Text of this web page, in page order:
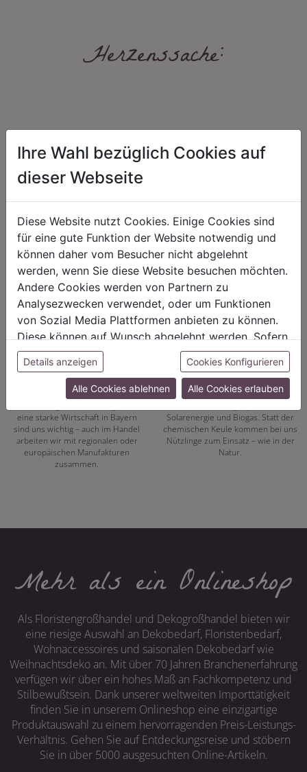
Herzenssache:
HARMONIE
positives Lebensgefühl. Wir
schenken natürliche, stilvolle
Momente für harmonische Stunden
zu Hause – den Ort, an dem
Menschen sich geborgen fühlen und
positive Energie schöpfen.
auch ein guter Preis. Wir handeln
fair – im Hinblick auf unsere
Kalkulation, angemessene
Entlohnung und unsere
nachhaltigen, gewachsenen
REGIONALITÄT
Mit unserer eigenen
Pflanzenproduktion setzen wir auf
eine starke Wirtschaft in Bayern
sind uns wichtig – auch im Handel
arbeiten wir mit regionalen oder
europäischen Manufakturen
zusammen.
NACHHALTIGKEIT
Energiewende hat bei uns Tradition.
Seit 1972 vertrauen wir auf
Solarenergie und Biogas. Statt der
chemischen Keule kommen bei uns
Nützlinge zum Einsatz – wie in der
Natur.
Mehr als ein Onlineshop
Als Floristengroßhandel und Dekogroßhandel bieten wir
eine riesige Auswahl an Dekobedarf, Floristenbedarf,
Wohnaccessoires und saisonalen Dekobedarf wie
Weihnachtsdeko an. Mit über 70 Jahren Branchenerfahrung
verfügen wir über ein hohes Maß an Fachkompetenz und
Stilbewußtsein. Dank unserer weltweiten Importtätigkeit
finden Sie in unserem Onlineshop eine einzigartige
Produktauswahl zu einem hervorragenden Preis-Leistungs-
Verhältnis. Gehen Sie auf Entdeckungsreise und stöbern
Sie in über 5000 ausgesuchten Online-Artikeln.
Ihre Wahl bezüglich Cookies auf
dieser Webseite
Diese Website nutzt Cookies. Einige Cookies sind
für eine gute Funktion der Website notwendig und
können daher vom Besucher nicht abgelehnt
werden, wenn Sie diese Website besuchen möchten.
Andere Cookies werden von Partnern zu
Analysezwecken verwendet, oder um Funktionen
von Sozial Media Plattformen anbieten zu können.
Diese können auf Wunsch abgelehnt werden. Sofern
sie unsere Webseite weiter nutzen, geben Sie
Einwilligung zu unseren Cookies.
Details anzeigen Cookies Konfigurieren
Alle Cookies ablehnen Alle Cookies erlauben